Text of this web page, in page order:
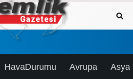
HavaDurumu Avrupa Asya